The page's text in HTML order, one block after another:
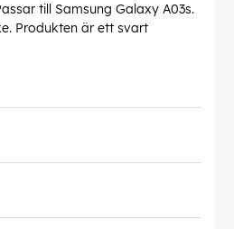
till Samsung Galaxy A03s.
Produkten är ett svart